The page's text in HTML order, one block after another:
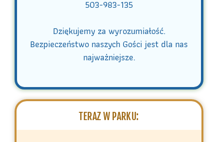
503-983-135
Dziękujemy za wyrozumiałość.
Bezpieczeństwo naszych Gości jest dla nas
najważniejsze.
TERAZ W PARKU: